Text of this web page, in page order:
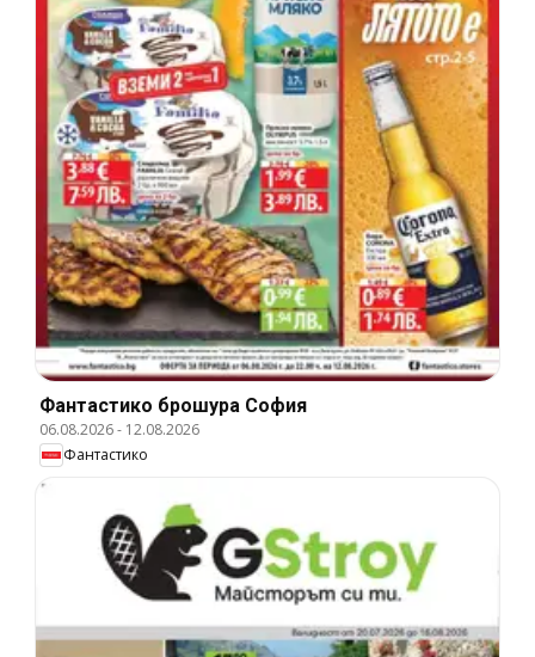
Фантастико брошура София
06.08.2026- 12.08.2026
Фантастико